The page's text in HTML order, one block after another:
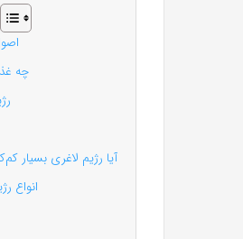
چه
آیا رژیم لاغری بسیار
انواع